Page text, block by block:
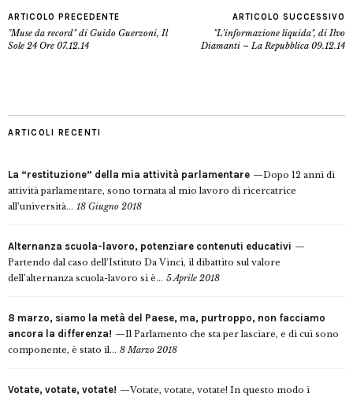
ARTICOLO PRECEDENTE
"Muse da record" di Guido Guerzoni, Il
Sole 24 Ore 07.12.14
ARTICOLO SUCCESSIVO
"L’informazione liquida", di Ilvo
Diamanti – La Repubblica 09.12.14
ARTICOLI RECENTI
La “restituzione” della mia attività parlamentare
Dopo 12 anni di
attività parlamentare, sono tornata al mio lavoro di ricercatrice
all’università... 18 Giugno 2018
Alternanza scuola-lavoro, potenziare contenuti educativi
Partendo dal caso dell’Istituto Da Vinci, il dibattito sul valore
dell’alternanza scuola-lavoro si è... 5 Aprile 2018
8 marzo, siamo la metà del Paese, ma, purtroppo, non facciamo
ancora la differenza!
Il Parlamento che sta per lasciare, e di cui sono
componente, è stato il... 8 Marzo 2018
Votate, votate, votate!
Votate, votate, votate! In questo modo i